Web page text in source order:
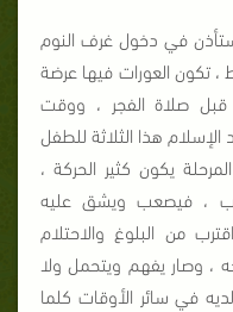
في دخول غرف النوم
، تكون العورات فيها عرضة
صلاة الفجر ، ووقت
هذا الثلاثة للطفل
يكون كثير الحركة ،
، فيصعب ويشق عليه
من البلوغ والاحتلام
، وصار يفهم ويتحمل ولا
في سائر الأوقات كلما